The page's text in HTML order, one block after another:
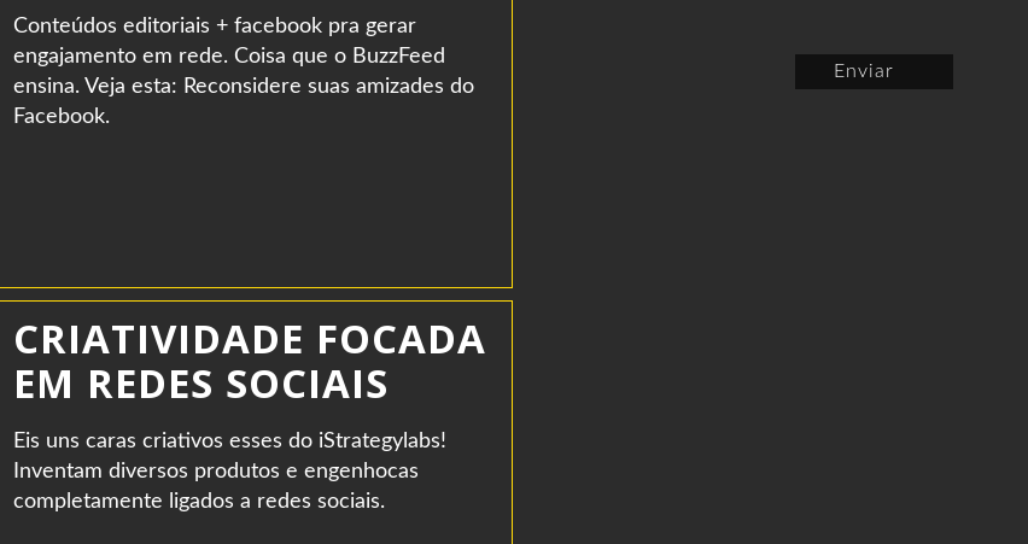
Enviar
Conteúdos editoriais + facebook pra gerar
engajamento em rede. Coisa que o BuzzFeed
ensina. Veja esta: Reconsidere suas amizades do
Facebook.
CRIATIVIDADE FOCADA
EM REDES SOCIAIS
Eis uns caras criativos esses do iStrategylabs!
Inventam diversos produtos e engenhocas
completamente ligados a redes sociais.